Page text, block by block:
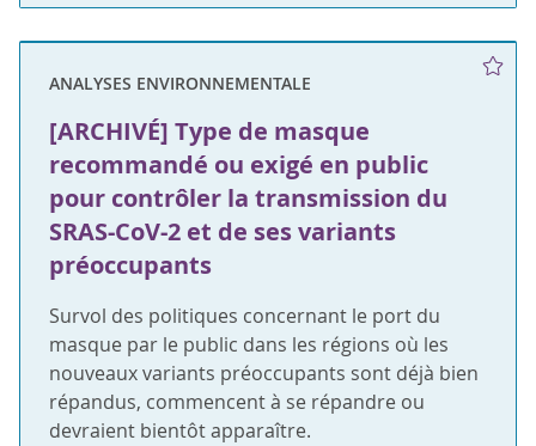
ANALYSES ENVIRONNEMENTALE
[ARCHIVÉ] Type de masque
recommandé ou exigé en public
pour contrôler la transmission du
SRAS-CoV-2 et de ses variants
préoccupants
Survol des politiques concernant le port du
masque par le public dans les régions où les
nouveaux variants préoccupants sont déjà bien
répandus, commencent à se répandre ou
devraient bientôt apparaître.